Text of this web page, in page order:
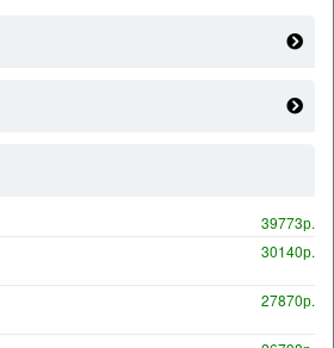
39773р.
30140р.
27870р.